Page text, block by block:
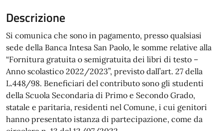
Descrizione
Si comunica che sono in pagamento, presso qualsiasi
sede della Banca Intesa San Paolo, le somme relative alla
“Fornitura gratuita o semigratuita dei libri di testo –
Anno scolastico 2022/2023”, previsto dall’art. 27 della
L.448/98. Beneficiari del contributo sono gli studenti
della Scuola Secondaria di Primo e Secondo Grado,
statale e paritaria, residenti nel Comune, i cui genitori
hanno presentato istanza di partecipazione, come da